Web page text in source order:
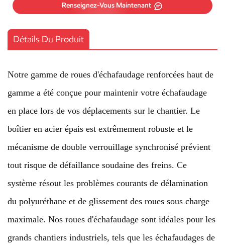
Renseignez-Vous Maintenant
Détails Du Produit
Notre gamme de roues d'échafaudage renforcées haut de
gamme a été conçue pour maintenir votre échafaudage
en place lors de vos déplacements sur le chantier. Le
boîtier en acier épais est extrêmement robuste et le
mécanisme de double verrouillage synchronisé prévient
tout risque de défaillance soudaine des freins. Ce
système résout les problèmes courants de délamination
du polyuréthane et de glissement des roues sous charge
maximale. Nos roues d'échafaudage sont idéales pour les
grands chantiers industriels, tels que les échafaudages de